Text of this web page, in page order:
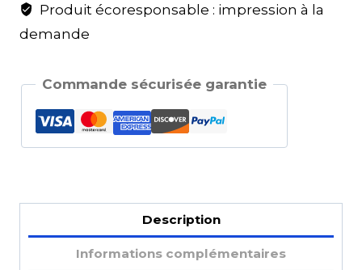
Produit écoresponsable : impression à la
demande
Commande sécurisée garantie
Description
Informations complémentaires